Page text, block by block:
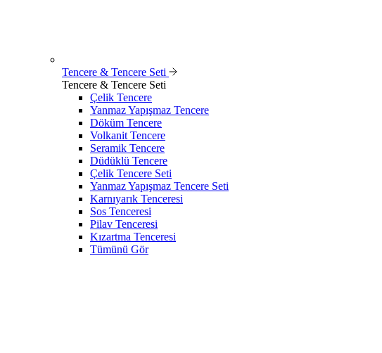
Tencere & Tencere Seti
Tencere & Tencere Seti
Çelik Tencere
Yanmaz Yapışmaz Tencere
Döküm Tencere
Volkanit Tencere
Seramik Tencere
Düdüklü Tencere
Çelik Tencere Seti
Yanmaz Yapışmaz Tencere Seti
Karnıyarık Tenceresi
Sos Tenceresi
Pilav Tenceresi
Kızartma Tenceresi
Tümünü Gör